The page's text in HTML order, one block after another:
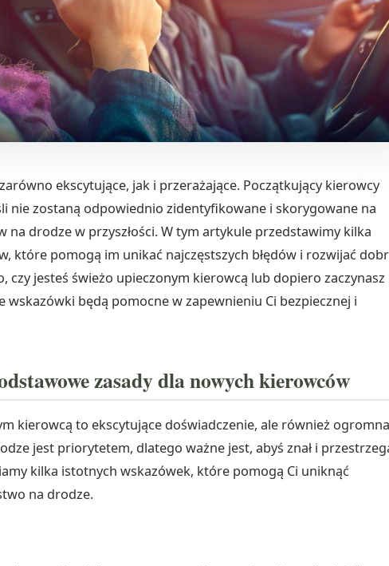
ekscytujące, jak i przerażające. Początkujący kierowcy
nie zostaną odpowiednio zidentyfikowane i skorygowane na
drodze w przyszłości. W tym artykule przedstawimy kilka
które pomogą im unikać najczęstszych błędów i rozwijać
czy jesteś świeżo upieczonym kierowcą lub dopiero zaczynasz
będą pomocne w zapewnieniu Ci bezpiecznej i
zasady dla nowych kierowców
kierowcą to ekscytujące doświadczenie, ale również ogromna
jest priorytetem, dlatego ważne jest, abyś znał i
kilka istotnych wskazówek, które pomogą Ci uniknąć
na drodze.